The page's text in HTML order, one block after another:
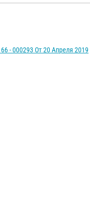
- 000293 От 20 Апреля 2019